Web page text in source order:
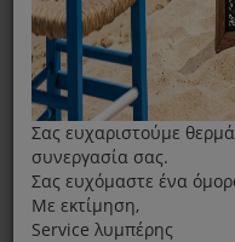
Σας ευχαριστούμε
συνεργασία σας.
Σας ευχόμαστε ένα
Με εκτίμηση,
Service λυμπέρης